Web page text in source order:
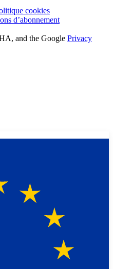
cookies
d’abonnement
and the Google Privacy